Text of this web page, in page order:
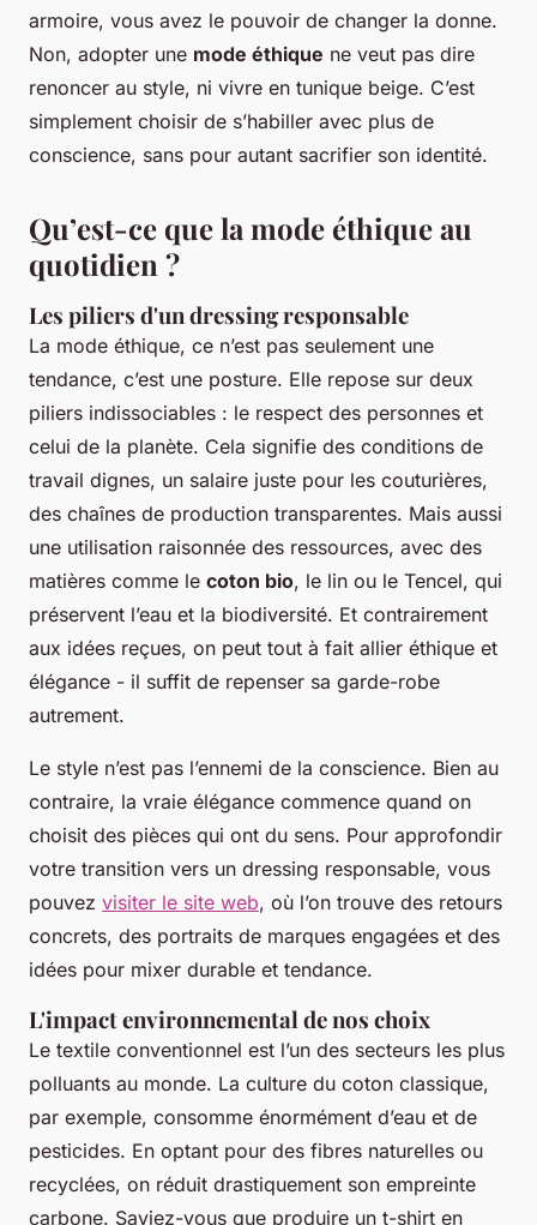
armoire, vous avez le pouvoir de changer la donne.
Non, adopter une mode éthique ne veut pas dire
renoncer au style, ni vivre en tunique beige. C’est
simplement choisir de s’habiller avec plus de
conscience, sans pour autant sacrifier son identité.
Qu’est-ce que la mode éthique au
quotidien ?
Les piliers d'un dressing responsable
La mode éthique, ce n’est pas seulement une
tendance, c’est une posture. Elle repose sur deux
piliers indissociables : le respect des personnes et
celui de la planète. Cela signifie des conditions de
travail dignes, un salaire juste pour les couturières,
des chaînes de production transparentes. Mais aussi
une utilisation raisonnée des ressources, avec des
matières comme le coton bio, le lin ou le Tencel, qui
préservent l’eau et la biodiversité. Et contrairement
aux idées reçues, on peut tout à fait allier éthique et
élégance - il suffit de repenser sa garde-robe
autrement.
Le style n’est pas l’ennemi de la conscience. Bien au
contraire, la vraie élégance commence quand on
choisit des pièces qui ont du sens. Pour approfondir
votre transition vers un dressing responsable, vous
pouvez visiter le site web, où l’on trouve des retours
concrets, des portraits de marques engagées et des
idées pour mixer durable et tendance.
L'impact environnemental de nos choix
Le textile conventionnel est l’un des secteurs les plus
polluants au monde. La culture du coton classique,
par exemple, consomme énormément d’eau et de
pesticides. En optant pour des fibres naturelles ou
recyclées, on réduit drastiquement son empreinte
carbone. Saviez-vous que produire un t-shirt en